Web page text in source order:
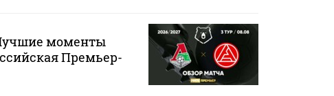
моменты
Премьер-